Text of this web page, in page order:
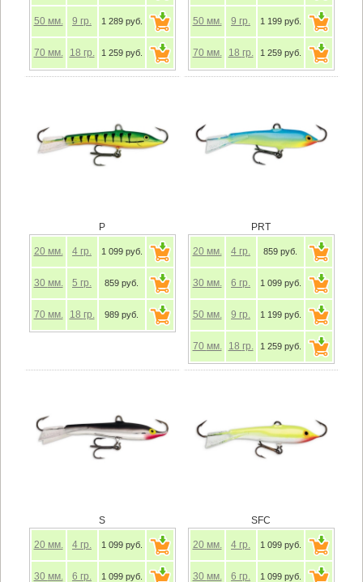
50 мм. 9 гр. 1 289 руб.
70 мм. 18 гр. 1 259 руб.
50 мм. 9 гр. 1 199 руб.
70 мм. 18 гр. 1 259 руб.
P
20 мм. 4 гр. 1 099 руб.
30 мм. 5 гр. 859 руб.
70 мм. 18 гр. 989 руб.
PRT
20 мм. 4 гр. 859 руб.
30 мм. 6 гр. 1 099 руб.
50 мм. 9 гр. 1 199 руб.
70 мм. 18 гр. 1 259 руб.
S
20 мм. 4 гр. 1 099 руб.
30 мм. 6 гр. 1 099 руб.
SFC
20 мм. 4 гр. 1 099 руб.
30 мм. 6 гр. 1 099 руб.